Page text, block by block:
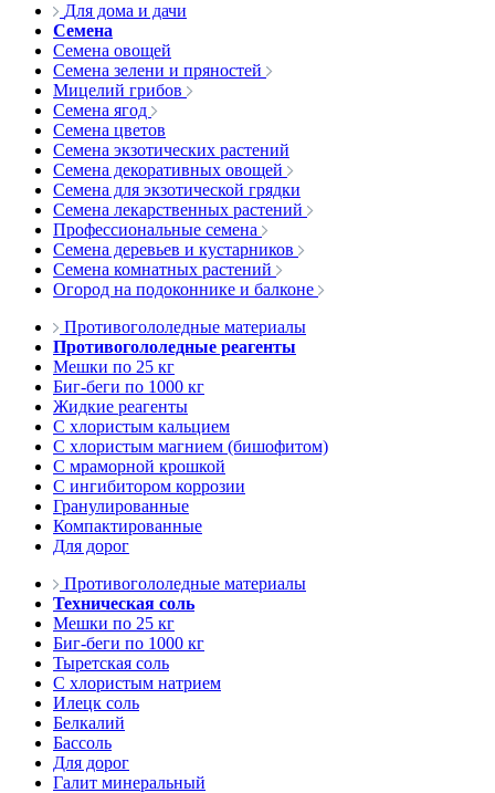
Для дома и дачи
Семена
Семена овощей
Семена зелени и пряностей
Мицелий грибов
Семена ягод
Семена цветов
Семена экзотических растений
Семена декоративных овощей
Семена для экзотической грядки
Семена лекарственных растений
Профессиональные семена
Семена деревьев и кустарников
Семена комнатных растений
Огород на подоконнике и балконе
Противогололедные материалы
Противогололедные реагенты
Мешки по 25 кг
Биг-беги по 1000 кг
Жидкие реагенты
С хлористым кальцием
С хлористым магнием (бишофитом)
С мраморной крошкой
С ингибитором коррозии
Гранулированные
Компактированные
Для дорог
Противогололедные материалы
Техническая соль
Мешки по 25 кг
Биг-беги по 1000 кг
Тыретская соль
С хлористым натрием
Илецк соль
Белкалий
Бассоль
Для дорог
Галит минеральный